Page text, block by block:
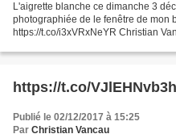
L'aigrette blanche ce dimanche 3
photographiée de le fenêtre de mon
https://t.co/i3xVRxNeYR Christian
https://t.co/VJlEHNvb3h
Publié le 02/12/2017 à 15:25
Par Christian Vancau